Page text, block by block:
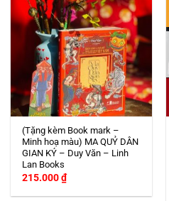
(Tặng kèm Book mark –
Minh hoạ màu) MA QUỶ DÂN
GIAN KÝ – Duy Văn – Linh
Lan Books
215.000₫